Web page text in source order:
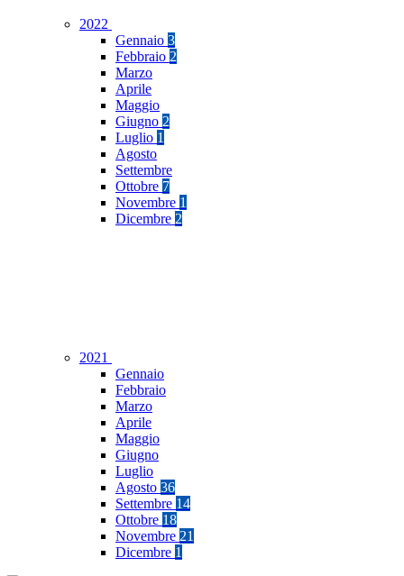
2022
Gennaio 3
Febbraio 2
Marzo
Aprile
Maggio
Giugno 2
Luglio 1
Agosto
Settembre
Ottobre 7
Novembre 1
Dicembre 2
2021
Gennaio
Febbraio
Marzo
Aprile
Maggio
Giugno
Luglio
Agosto 36
Settembre 14
Ottobre 18
Novembre 21
Dicembre 1